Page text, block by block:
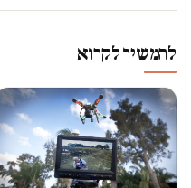
להמשיך לקרוא